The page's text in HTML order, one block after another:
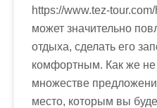
https://www.tez-
может значительно
отдыха, сделать его
комфортным. Как же не
множестве
место, которым вы